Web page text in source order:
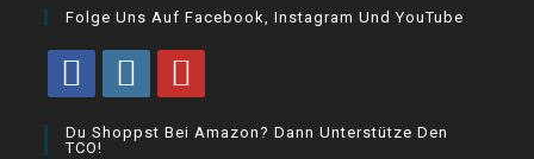
Folge Uns Auf Facebook, Instagram Und YouTube
in
in
Du Shoppst Bei Amazon? Dann Unterstütze Den
TCO!